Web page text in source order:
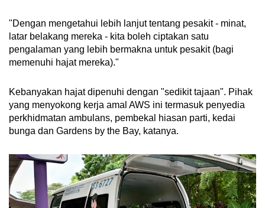
"Dengan mengetahui lebih lanjut tentang pesakit - minat,
latar belakang mereka - kita boleh ciptakan satu
pengalaman yang lebih bermakna untuk pesakit (bagi
memenuhi hajat mereka)."
Kebanyakan hajat dipenuhi dengan "sedikit tajaan". Pihak
yang menyokong kerja amal AWS ini termasuk penyedia
perkhidmatan ambulans, pembekal hiasan parti, kedai
bunga dan Gardens by the Bay, katanya.